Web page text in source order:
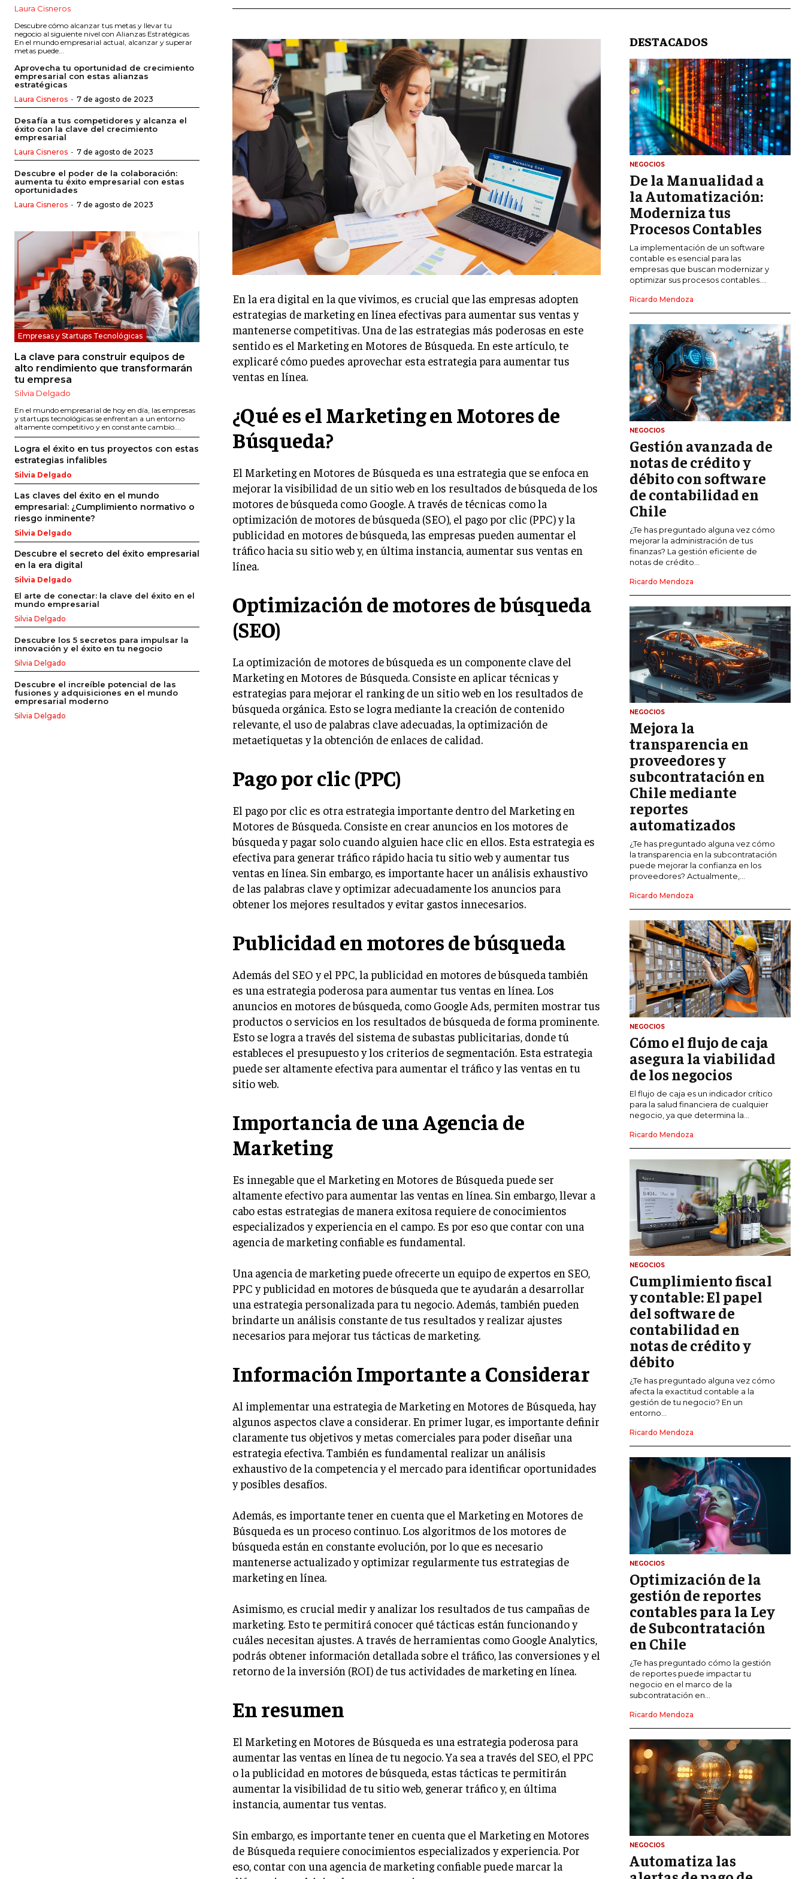
LIFESTYLE
MARKETING
ESTRATEGIAS DE MARKETING
AGENCIAS DE MARKETING
AGENCIAS DE POSICIONAMIENTO WEB
SEO
VENTA DE ENLACES
MARKETING DIGITAL
VENTAS Y PERSUASIÓN
GESTIÓN DE PRODUCTOS
COMUNICACIÓN CORPORATIVA
GESTIÓN DE MARCA
INVESTIGACIÓN DE MERCADO
ANÁLISIS DE COMPETENCIA
GESTIÓN DE CLIENTES
EMPRENDIMIENTO
INNOVACIÓN EMPRESARIAL
GESTIÓN DEL CAMBIO
LIDERAZGO
EMPRENDIMIENTO
PLANIFICACIÓN EMPRESARIAL
FINANZAS Y CONTABILIDAD
GESTIÓN DE RECURSOS FINANCIEROS
INVERSIONES Y MERCADOS FINANCIEROS
CONTABILIDAD EMPRESARIAL
ECONOMÍA EMPRESARIAL
INTERNACIONAL
NEGOCIOS INTERNACIONALES
COMERCIO INTERNACIONAL
IMPORTACIÓN Y EXPORTACIÓN
ALIANZAS ESTRATÉGICAS
TECNOLOGIA
SOSTENIBILIDAD Y MEDIO AMBIENTE
GESTIÓN DE LA INNOVACIÓN
TECNOLÓGICA
TRANSFORMACIÓN DIGITAL
ANALÍTICA EMPRESARIAL Y BUSINESS
INTELLIGENCE
ESTRATEGIA
EMPRESAS FAMILIARES Y SUCESIÓN
GESTIÓN DEL RIESGO EMPRESARIAL
NEGOCIACIÓN Y RESOLUCIÓN DE
CONFLICTOS
DERECHO EMPRESARIAL Y
REGULACIONES
ÉXITO EMPRESARIAL Y CASOS DE
ESTUDIO
GOBIERNO CORPORATIVO
NEGOCIOS
ESTRATEGIAS DE NEGOCIOS
MARKETING B2B
MARKETING B2C
FRANQUICIAS
MARKETING DE INFLUENCERS
E-COMMERCE
E-COMMERCE Y COMERCIO ELECTRÓNICO
ESTRATEGIAS DE PRICING Y GESTIÓN DE
GESTIÓN DE CRISIS EMPRESARIALES
EMPRESAS Y STARTUPS TECNOLÓGICAS
GESTIÓN DE LA EXPERIENCIA DEL
CLIENTE
PROYECTOS
GESTIÓN DE PROYECTOS
GESTIÓN DE OPERACIONES Y CADENA
DE SUMINISTRO
LOGÍSTICA EMPRESARIAL
CALIDAD Y MEJORA CONTINUA
TALENTOS
RECURSOS HUMANOS Y GESTIÓN DEL
TALENTO
RECLUTAMIENTO Y SELECCIÓN
DESARROLLO DE PERSONAL
GESTIÓN DEL DESEMPEÑO
CULTURA Y CLIMA ORGANIZACIONAL
ÉTICA EMPRESARIAL Y
RESPONSABILIDAD SOCIAL
BLOG
Laura Cisneros
Descubre cómo alcanzar tus metas y llevar tu
negocio al siguiente nivel con Alianzas Estratégicas
En el mundo empresarial actual, alcanzar y superar
metas puede...
Aprovecha tu oportunidad de crecimiento
empresarial con estas alianzas
estratégicas
Laura Cisneros - 7 de agosto de 2023
Desafía a tus competidores y alcanza el
éxito con la clave del crecimiento
empresarial
Laura Cisneros - 7 de agosto de 2023
Descubre el poder de la colaboración:
aumenta tu éxito empresarial con estas
oportunidades
Laura Cisneros - 7 de agosto de 2023
Empresas y Startups Tecnológicas
La clave para construir equipos de
alto rendimiento que transformarán
tu empresa
Silvia Delgado
En el mundo empresarial de hoy en día, las empresas
y startups tecnológicas se enfrentan a un entorno
altamente competitivo y en constante cambio....
Logra el éxito en tus proyectos con estas
estrategias infalibles
Silvia Delgado
Las claves del éxito en el mundo
empresarial: ¿Cumplimiento normativo o
riesgo inminente?
Silvia Delgado
Descubre el secreto del éxito empresarial
en la era digital
Silvia Delgado
El arte de conectar: la clave del éxito en el
mundo empresarial
Silvia Delgado
Descubre los 5 secretos para impulsar la
innovación y el éxito en tu negocio
Silvia Delgado
Descubre el increíble potencial de las
fusiones y adquisiciones en el mundo
empresarial moderno
Silvia Delgado
En la era digital en la que vivimos, es crucial que las empresas adopten
estrategias de marketing en línea efectivas para aumentar sus ventas y
mantenerse competitivas. Una de las estrategias más poderosas en este
sentido es el Marketing en Motores de Búsqueda. En este artículo, te
explicaré cómo puedes aprovechar esta estrategia para aumentar tus
ventas en línea.
¿Qué es el Marketing en Motores de
Búsqueda?
El Marketing en Motores de Búsqueda es una estrategia que se enfoca en
mejorar la visibilidad de un sitio web en los resultados de búsqueda de los
motores de búsqueda como Google. A través de técnicas como la
optimización de motores de búsqueda (SEO), el pago por clic (PPC) y la
publicidad en motores de búsqueda, las empresas pueden aumentar el
tráfico hacia su sitio web y, en última instancia, aumentar sus ventas en
línea.
Optimización de motores de búsqueda
(SEO)
La optimización de motores de búsqueda es un componente clave del
Marketing en Motores de Búsqueda. Consiste en aplicar técnicas y
estrategias para mejorar el ranking de un sitio web en los resultados de
búsqueda orgánica. Esto se logra mediante la creación de contenido
relevante, el uso de palabras clave adecuadas, la optimización de
metaetiquetas y la obtención de enlaces de calidad.
Pago por clic (PPC)
El pago por clic es otra estrategia importante dentro del Marketing en
Motores de Búsqueda. Consiste en crear anuncios en los motores de
búsqueda y pagar solo cuando alguien hace clic en ellos. Esta estrategia es
efectiva para generar tráfico rápido hacia tu sitio web y aumentar tus
ventas en línea. Sin embargo, es importante hacer un análisis exhaustivo
de las palabras clave y optimizar adecuadamente los anuncios para
obtener los mejores resultados y evitar gastos innecesarios.
Publicidad en motores de búsqueda
Además del SEO y el PPC, la publicidad en motores de búsqueda también
es una estrategia poderosa para aumentar tus ventas en línea. Los
anuncios en motores de búsqueda, como Google Ads, permiten mostrar tus
productos o servicios en los resultados de búsqueda de forma prominente.
Esto se logra a través del sistema de subastas publicitarias, donde tú
estableces el presupuesto y los criterios de segmentación. Esta estrategia
puede ser altamente efectiva para aumentar el tráfico y las ventas en tu
sitio web.
Importancia de una Agencia de
Marketing
Es innegable que el Marketing en Motores de Búsqueda puede ser
altamente efectivo para aumentar las ventas en línea. Sin embargo, llevar a
cabo estas estrategias de manera exitosa requiere de conocimientos
especializados y experiencia en el campo. Es por eso que contar con una
agencia de marketing confiable es fundamental.
Una agencia de marketing puede ofrecerte un equipo de expertos en SEO,
PPC y publicidad en motores de búsqueda que te ayudarán a desarrollar
una estrategia personalizada para tu negocio. Además, también pueden
brindarte un análisis constante de tus resultados y realizar ajustes
necesarios para mejorar tus tácticas de marketing.
Información Importante a Considerar
Al implementar una estrategia de Marketing en Motores de Búsqueda, hay
algunos aspectos clave a considerar. En primer lugar, es importante definir
claramente tus objetivos y metas comerciales para poder diseñar una
estrategia efectiva. También es fundamental realizar un análisis
exhaustivo de la competencia y el mercado para identificar oportunidades
y posibles desafíos.
Además, es importante tener en cuenta que el Marketing en Motores de
Búsqueda es un proceso continuo. Los algoritmos de los motores de
búsqueda están en constante evolución, por lo que es necesario
mantenerse actualizado y optimizar regularmente tus estrategias de
marketing en línea.
Asimismo, es crucial medir y analizar los resultados de tus campañas de
marketing. Esto te permitirá conocer qué tácticas están funcionando y
cuáles necesitan ajustes. A través de herramientas como Google Analytics,
podrás obtener información detallada sobre el tráfico, las conversiones y el
retorno de la inversión (ROI) de tus actividades de marketing en línea.
En resumen
El Marketing en Motores de Búsqueda es una estrategia poderosa para
aumentar las ventas en línea de tu negocio. Ya sea a través del SEO, el PPC
o la publicidad en motores de búsqueda, estas tácticas te permitirán
aumentar la visibilidad de tu sitio web, generar tráfico y, en última
instancia, aumentar tus ventas.
Sin embargo, es importante tener en cuenta que el Marketing en Motores
de Búsqueda requiere conocimientos especializados y experiencia. Por
eso, contar con una agencia de marketing confiable puede marcar la
DESTACADOS
NEGOCIOS
De la Manualidad a
la Automatización:
Moderniza tus
Procesos Contables
La implementación de un software
contable es esencial para las
empresas que buscan modernizar y
optimizar sus procesos contables....
Ricardo Mendoza
NEGOCIOS
Gestión avanzada de
notas de crédito y
débito con software
de contabilidad en
Chile
¿Te has preguntado alguna vez cómo
mejorar la administración de tus
finanzas? La gestión eficiente de
notas de crédito...
Ricardo Mendoza
NEGOCIOS
Mejora la
transparencia en
proveedores y
subcontratación en
Chile mediante
reportes
automatizados
¿Te has preguntado alguna vez cómo
la transparencia en la subcontratación
puede mejorar la confianza en los
proveedores? Actualmente,...
Ricardo Mendoza
NEGOCIOS
Cómo el flujo de caja
asegura la viabilidad
de los negocios
El flujo de caja es un indicador crítico
para la salud financiera de cualquier
negocio, ya que determina la...
Ricardo Mendoza
NEGOCIOS
Cumplimiento fiscal
y contable: El papel
del software de
contabilidad en
notas de crédito y
débito
¿Te has preguntado alguna vez cómo
afecta la exactitud contable a la
gestión de tu negocio? En un
entorno...
Ricardo Mendoza
NEGOCIOS
Optimización de la
gestión de reportes
contables para la Ley
de Subcontratación
en Chile
¿Te has preguntado cómo la gestión
de reportes puede impactar tu
negocio en el marco de la
subcontratación en...
Ricardo Mendoza
NEGOCIOS
Automatiza las